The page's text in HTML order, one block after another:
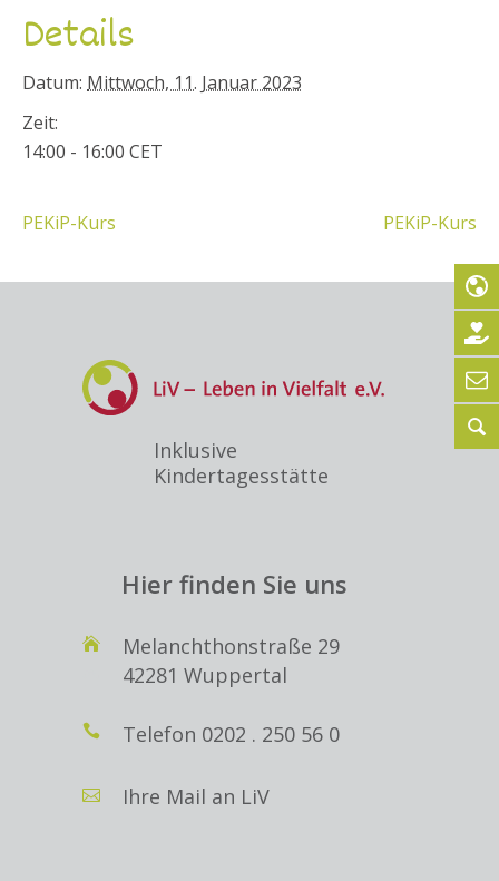
Details
Datum: Mittwoch, 11. Januar 2023
Zeit:
14:00 - 16:00 CET
PEKiP-Kurs PEKiP-Kurs
Inklusive
Kindertagesstätte
Hier finden Sie uns
Melanchthonstraße 29
42281 Wuppertal
Telefon 0202 . 250 56 0
Ihre Mail an LiV